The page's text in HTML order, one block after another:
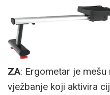
ZA: Ergometar je
vježbanje koji aktivira